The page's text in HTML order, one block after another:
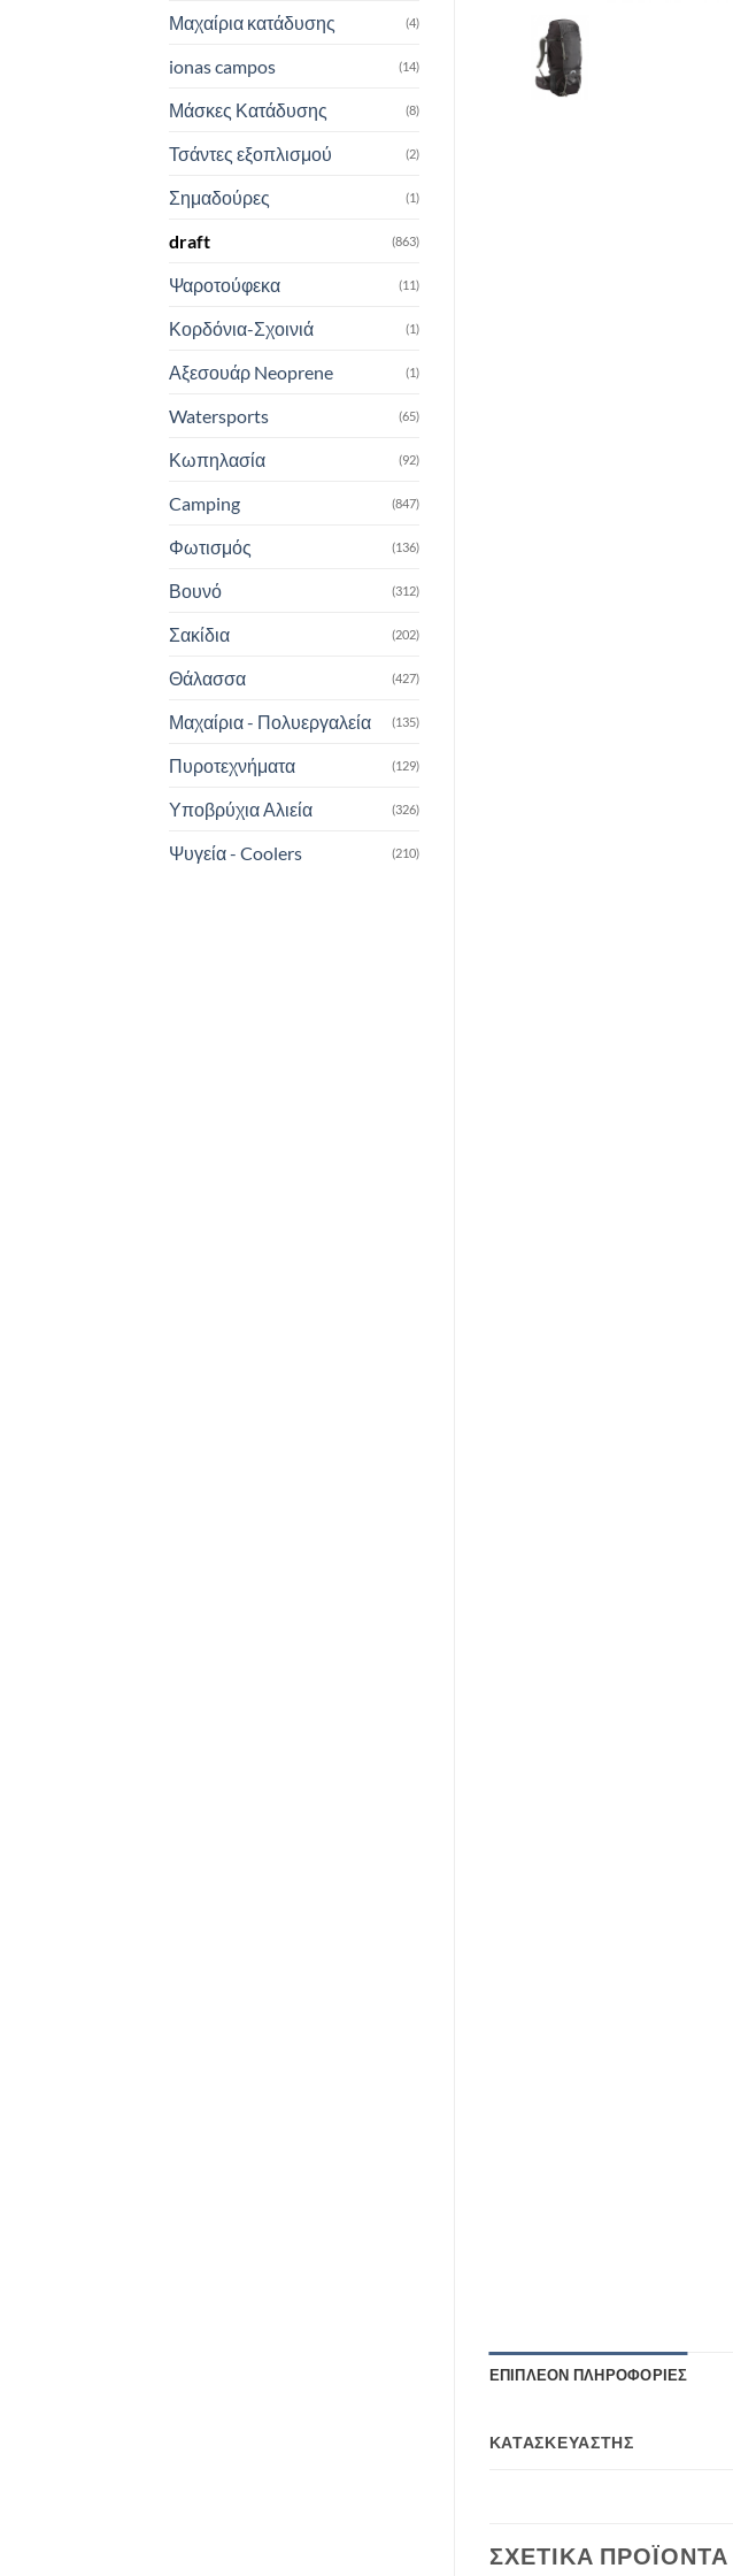
Μαχαίρια κατάδυσης (4)
ionas campos (14)
Μάσκες Κατάδυσης (8)
Τσάντες εξοπλισμού (2)
Σημαδούρες (1)
draft (863)
Ψαροτούφεκα (11)
Κορδόνια-Σχοινιά (1)
Αξεσουάρ Neoprene (1)
Watersports (65)
Κωπηλασία (92)
Camping (847)
Φωτισμός (136)
Βουνό (312)
Σακίδια (202)
Θάλασσα (427)
Μαχαίρια - Πολυεργαλεία (135)
Πυροτεχνήματα (129)
Υποβρύχια Αλιεία (326)
Ψυγεία - Coolers (210)
ΕΠΙΠΛΈΟΝ ΠΛΗΡΟΦΟΡΊΕΣ
ΚΑΤΑΣΚΕΥΑΣΤΉΣ
ΣΧΕΤΙΚΆ ΠΡΟΪΌΝΤΑ